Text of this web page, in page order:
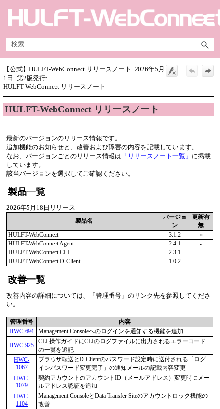
メイン コンテンツにスキップ
【公式】HULFT-WebConnect リリースノート_2026年5月
1日_第2版発行:
HULFT-WebConnect リリースノート
HULFT-WebConnect リリースノート
最新のバージョンのリリース情報です。
追加機能のお知らせと、改善および障害の内容を記載しています。
なお、バージョンごとのリリース情報は 「リリースノート一覧」 に掲載
しています。
該当バージョンを選択してご確認ください。
製品一覧
2026年5月18日リリース
製品名
バージョ
ン
更新有
無
HULFT-WebConnect
3.1.2
○
HULFT-WebConnect Agent
2.4.1
-
HULFT-WebConnect CLI
2.3.1
-
HULFT-WebConnect D-Client
1.0.2 -
改善一覧
改善内容の詳細については、 管理番号
のリンク先を参照してくださ
い。
管理番号
内容
HWC-694
Management Consoleへのログインを通知する機能を追加
HWC-925
CLI 操作ガイドにCLIのログファイルに出力されるエラーコード
の一覧を追記
HWC-
1067
ブラウザ転送とD-Clientのパスワード設定時に送付される「ログ
インパスワード変更完了」の通知メールの記載内容変更
HWC-
1079
契約アカウントのアカウントID（メールアドレス）変更時にメー
ルアドレス認証を追加
HWC-
1104
Management ConsoleとData Transfer Siteのアカウントロック機能の
改善